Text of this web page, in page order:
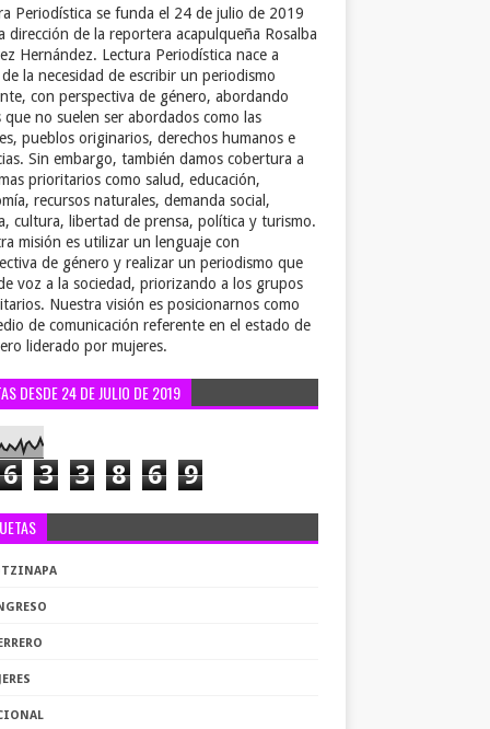
Periodística se funda el 24 de julio de 2019
dirección de la reportera acapulqueña Rosalba
Hernández. Lectura Periodística nace a
la necesidad de escribir un periodismo
con perspectiva de género, abordando
que no suelen ser abordados como las
pueblos originarios, derechos humanos e
Sin embargo, también damos cobertura a
prioritarios como salud, educación,
recursos naturales, demanda social,
cultura, libertad de prensa, política y turismo.
misión es utilizar un lenguaje con
de género y realizar un periodismo que
voz a la sociedad, priorizando a los grupos
Nuestra visión es posicionarnos como
de comunicación referente en el estado de
liderado por mujeres.
DESDE 24 DE JULIO DE 2019
6 3 3 8 6 9